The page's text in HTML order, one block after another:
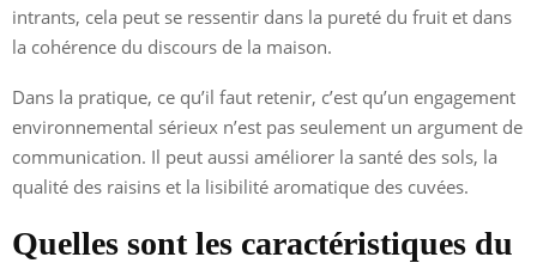
intrants, cela peut se ressentir dans la pureté du fruit et dans
la cohérence du discours de la maison.
Dans la pratique, ce qu’il faut retenir, c’est qu’un engagement
environnemental sérieux n’est pas seulement un argument de
communication. Il peut aussi améliorer la santé des sols, la
qualité des raisins et la lisibilité aromatique des cuvées.
Quelles sont les caractéristiques du